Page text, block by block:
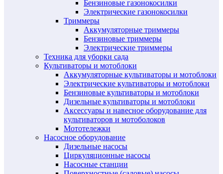
Бензиновые газонокосилки
Электрические газонокосилки
Триммеры
Аккумуляторные триммеры
Бензиновые триммеры
Электрические триммеры
Техника для уборки сада
Культиваторы и мотоблоки
Аккумуляторные культиваторы и мотоблоки
Электрические культиваторы и мотоблоки
Бензиновые культиваторы и мотоблоки
Дизельные культиваторы и мотоблоки
Аксессуары и навесное оборудование для
культиваторов и мотоболоков
Мототележки
Насосное оборудование
Дизельные насосы
Циркуляционные насосы
Насосные станции